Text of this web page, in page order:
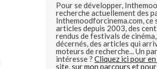
Pour se développer,
recherche actuellement des
Inthemoodforcinema.com, ce
articles depuis 2003, des
rendus de festivals de
décernés, des articles qui
moteurs de recherche... Un
intéresse ? Cliquez ici pour
site, sur mon parcours et